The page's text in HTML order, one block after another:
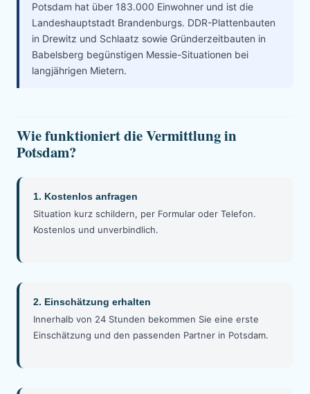
Potsdam hat über 183.000 Einwohner und ist die
Landeshauptstadt Brandenburgs. DDR-Plattenbauten
in Drewitz und Schlaatz sowie Gründerzeitbauten in
Babelsberg begünstigen Messie-Situationen bei
langjährigen Mietern.
Wie funktioniert die Vermittlung in
Potsdam?
1. Kostenlos anfragen
Situation kurz schildern, per Formular oder Telefon.
Kostenlos und unverbindlich.
2. Einschätzung erhalten
Innerhalb von 24 Stunden bekommen Sie eine erste
Einschätzung und den passenden Partner in Potsdam.